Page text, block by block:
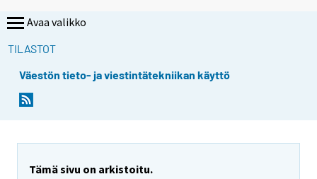
Avaa valikko
TILASTOT
Väestön tieto- ja viestintätekniikan käyttö
Tämä sivu on arkistoitu.